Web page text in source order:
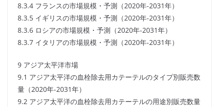
8.3.4 フランスの市場規模・予測（2020年-2031年）
8.3.5 イギリスの市場規模・予測（2020年-2031年）
8.3.6 ロシアの市場規模・予測（2020年-2031年）
8.3.7 イタリアの市場規模・予測（2020年-2031年）
9 アジア太平洋市場
9.1 アジア太平洋の血栓除去用カテーテルのタイプ別販売数
量（2020年-2031年）
9.2 アジア太平洋の血栓除去用カテーテルの用途別販売数量